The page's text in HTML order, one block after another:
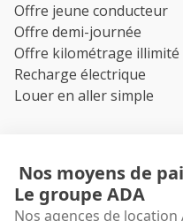
Offre jeune conducteur
Offre demi-journée
Offre kilométrage illimité
Recharge électrique
Louer en aller simple
Nos moyens de
Le groupe ADA
Nos agences de location